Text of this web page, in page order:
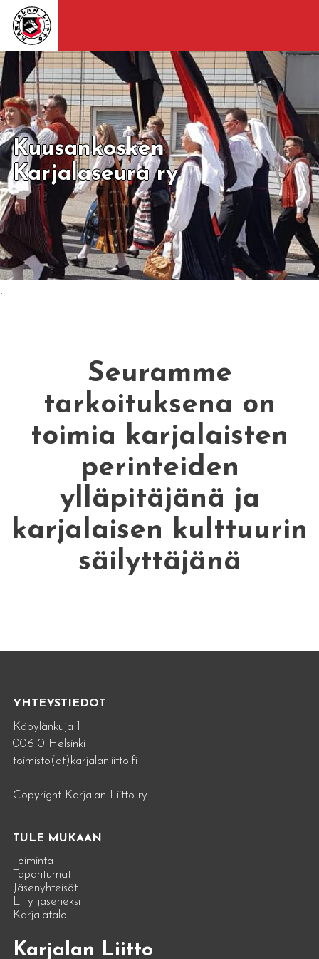
Kuusankosken
Karjalaseura ry
.
Seuramme
tarkoituksena on
toimia karjalaisten
perinteiden
ylläpitäjänä ja
karjalaisen kulttuurin
säilyttäjänä
YHTEYSTIEDOT
Käpylänkuja 1
00610 Helsinki
toimisto(at)karjalanliitto.fi
Copyright Karjalan Liitto ry
TULE MUKAAN
Toiminta
Tapahtumat
Jäsenyhteisöt
Liity jäseneksi
Karjalatalo
Karjalan Liitto